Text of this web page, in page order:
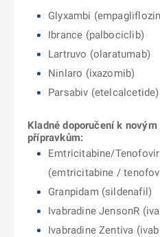
Glyxambi
Ibrance (palbociclib)
Lartruvo (olaratumab)
Ninlaro (ixazomib)
Parsabiv (etelcalcetide)
Kladné doporučení k
přípravkům:
Emtricitabine/
(emtricitabine /
Granpidam (sildenafil)
Ivabradine JensonR (
Ivabradine Zentiva (